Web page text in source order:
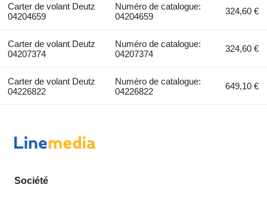
Carter de volant Deutz
04204659
Numéro de catalogue:
04204659
324,60 €
Carter de volant Deutz
04207374
Numéro de catalogue:
04207374
324,60 €
Carter de volant Deutz
04226822
Numéro de catalogue:
04226822
649,10 €
Société